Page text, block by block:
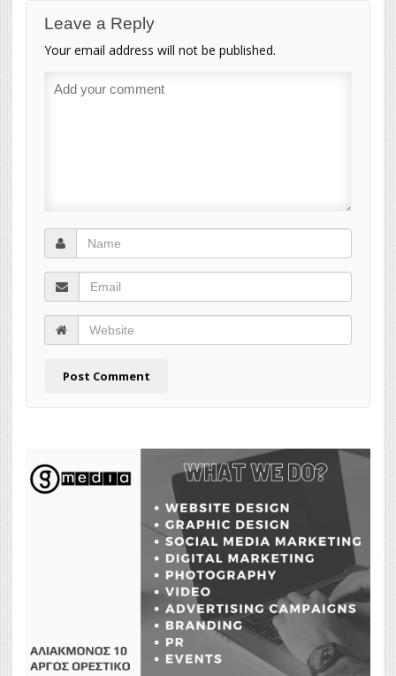
Leave a Reply
Your email address will not be published.